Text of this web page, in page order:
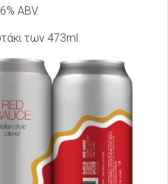
ABV.
των 473ml.